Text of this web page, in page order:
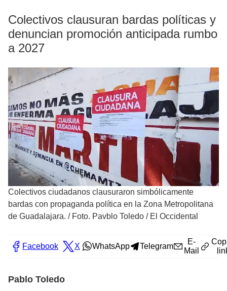
Colectivos clausuran bardas políticas y
denuncian promoción anticipada rumbo
a 2027
Colectivos ciudadanos clausuraron simbólicamente
bardas con propaganda política en la Zona Metropolitana
de Guadalajara. / Foto. Pavblo Toledo / El Occidental
Facebook X WhatsApp Telegram
E-
Mail
Pablo Toledo